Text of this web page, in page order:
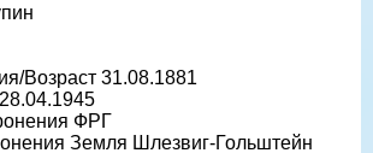
Возраст 31.08.1881
ФРГ
Земля Шлезвиг-Гольштейн